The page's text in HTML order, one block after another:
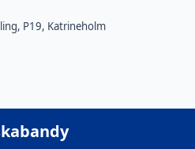
P19, Katrineholm